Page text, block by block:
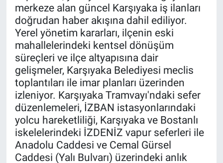
merkeze alan güncel Karşıyaka iş ilanları
doğrudan haber akışına dahil ediliyor.
Yerel yönetim kararları, ilçenin eski
mahallelerindeki kentsel dönüşüm
süreçleri ve ilçe altyapısına dair
gelişmeler, Karşıyaka Belediyesi meclis
toplantıları ile imar planları üzerinden
izleniyor. Karşıyaka Tramvayı'ndaki sefer
düzenlemeleri, İZBAN istasyonlarındaki
yolcu hareketliliği, Karşıyaka ve Bostanlı
iskelelerindeki İZDENİZ vapur seferleri ile
Anadolu Caddesi ve Cemal Gürsel
Caddesi (Yalı Bulvarı) üzerindeki anlık